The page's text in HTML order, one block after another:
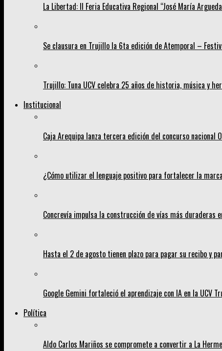
La Libertad: II Feria Educativa Regional “José María
Se clausura en Trujillo la 6ta edición de Atemporal –
Trujillo: Tuna UCV celebra 25 años de historia, música y
Institucional
Caja Arequipa lanza tercera edición del concurso
¿Cómo utilizar el lenguaje positivo para fortalecer la
Concrevía impulsa la construcción de vías más duraderas
Hasta el 2 de agosto tienen plazo para pagar su recibo y
Google Gemini fortaleció el aprendizaje con IA en la UCV
Política
Aldo Carlos Mariños se compromete a convertir a La